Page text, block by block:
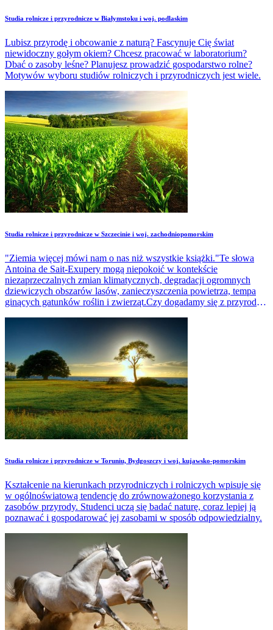
Studia rolnicze i przyrodnicze w Białymstoku i woj. podlaskim
Lubisz przyrodę i obcowanie z naturą? Fascynuje Cię świat
niewidoczny gołym okiem? Chcesz pracować w laboratorium?
Dbać o zasoby leśne? Planujesz prowadzić gospodarstwo rolne?
Motywów wyboru studiów rolniczych i przyrodniczych jest wiele.
Studia rolnicze i przyrodnicze w Szczecinie i woj. zachodniopomorskim
"Ziemia więcej mówi nam o nas niż wszystkie książki."Te słowa
Antoina de Sait-Exupery mogą niepokoić w kontekście
niezaprzeczalnych zmian klimatycznych, degradacji ogromnych
dziewiczych obszarów lasów, zanieczyszczenia powietrza, tempa
ginących gatunków roślin i zwierząt.Czy dogadamy się z przyrodą i
Studia rolnicze i przyrodnicze w Toruniu, Bydgoszczy i woj. kujawsko-pomorskim
Kształcenie na kierunkach przyrodniczych i rolniczych wpisuje się
w ogólnoświatową tendencję do zrównoważonego korzystania z
zasobów przyrody. Studenci uczą się badać naturę, coraz lepiej ją
poznawać i gospodarować jej zasobami w sposób odpowiedzialny.